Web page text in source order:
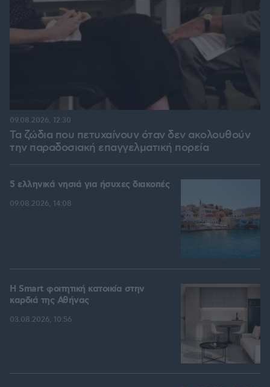
Τα ζώδια που πετυχαίνουν όταν δεν ακολουθούν
την παραδοσιακή επαγγελματική πορεία
09.08.2026, 12:30
5 ελληνικά νησιά για ήσυχες διακοπές
09.08.2026, 14:08
Η Smart φοιτητική κατοικία στην
καρδιά της Αθήνας
03.08.2026, 10:56